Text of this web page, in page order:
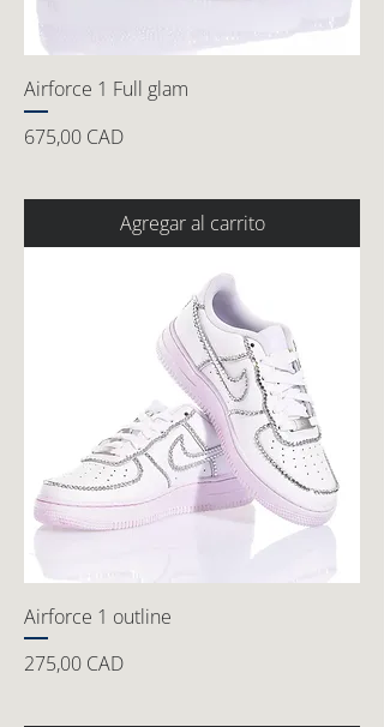
Airforce 1 Full glam
Precio
675,00 CAD
Agregar al carrito
Airforce 1 outline
Precio
275,00 CAD